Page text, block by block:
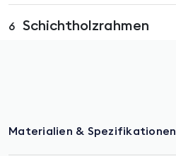
6 Schichtholzrahmen
Materialien & Spezifikationen